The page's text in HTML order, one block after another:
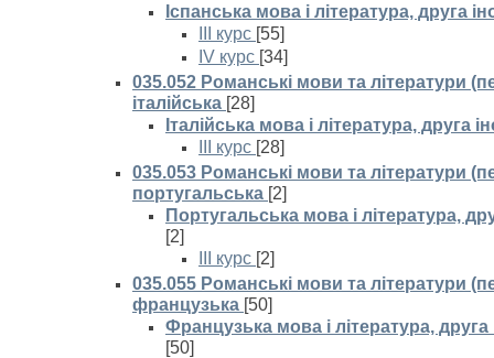
Іспанська мова і література, друга
III курс [55]
IV курс [34]
035.052 Романські мови та літератури
італійська [28]
Італійська мова і література, друга
III курс [28]
035.053 Романські мови та літератури
португальська [2]
Португальська мова і література,
[2]
III курс [2]
035.055 Романські мови та літератури
французька [50]
Французька мова і література,
[50]